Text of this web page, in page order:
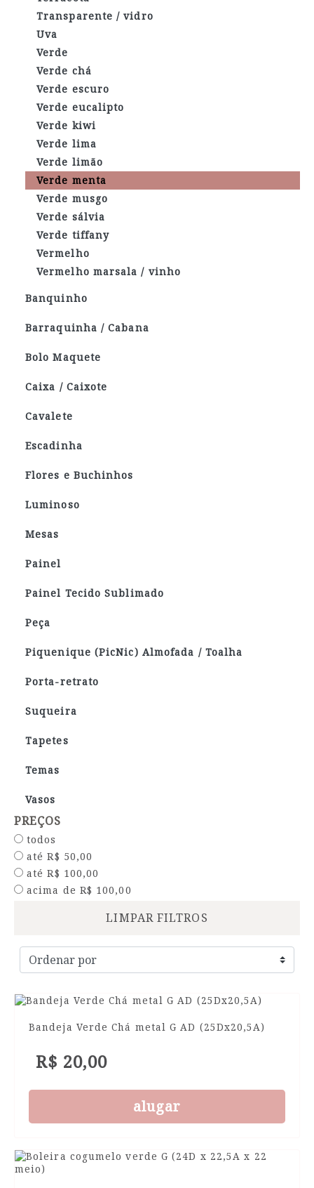
Transparente / vidro
Uva
Verde
Verde chá
Verde escuro
Verde eucalipto
Verde kiwi
Verde lima
Verde limão
Verde menta
Verde musgo
Verde sálvia
Verde tiffany
Vermelho
Vermelho marsala / vinho
Banquinho
Barraquinha / Cabana
Bolo Maquete
Caixa / Caixote
Cavalete
Escadinha
Flores e Buchinhos
Luminoso
Mesas
Painel
Painel Tecido Sublimado
Peça
Piquenique (PicNic) Almofada / Toalha
Porta-retrato
Suqueira
Tapetes
Temas
Vasos
PREÇOS
todos
até R$ 50,00
até R$ 100,00
acima de R$ 100,00
LIMPAR FILTROS
Bandeja Verde Chá metal G AD (25Dx20,5A)
R$ 20,00
alugar